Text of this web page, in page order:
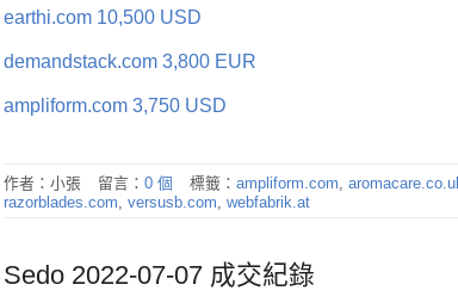
earthi.com 10,500 USD
demandstack.com 3,800 EUR
ampliform.com 3,750 USD
作者：小張 留言： 0 個 標籤： ampliform.com,
razorblades.com, versusb.com, webfabrik.at
Sedo 2022-07-07 成交紀錄